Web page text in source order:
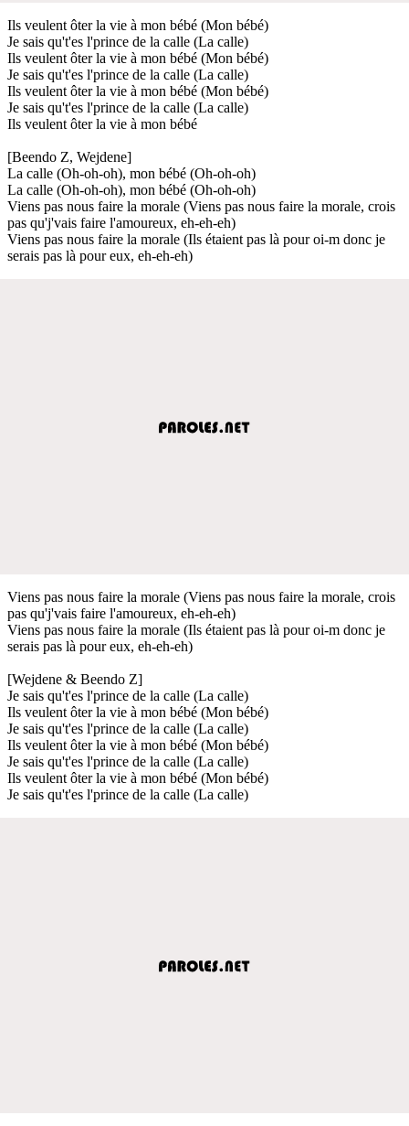
Ils veulent ôter la vie à mon bébé (Mon bébé)
Je sais qu't'es l'prince de la calle (La calle)
Ils veulent ôter la vie à mon bébé (Mon bébé)
Je sais qu't'es l'prince de la calle (La calle)
Ils veulent ôter la vie à mon bébé (Mon bébé)
Je sais qu't'es l'prince de la calle (La calle)
Ils veulent ôter la vie à mon bébé
[Beendo Z, Wejdene]
La calle (Oh-oh-oh), mon bébé (Oh-oh-oh)
La calle (Oh-oh-oh), mon bébé (Oh-oh-oh)
Viens pas nous faire la morale (Viens pas nous faire la morale, crois
pas qu'j'vais faire l'amoureux, eh-eh-eh)
Viens pas nous faire la morale (Ils étaient pas là pour oi-m donc je
serais pas là pour eux, eh-eh-eh)
Viens pas nous faire la morale (Viens pas nous faire la morale, crois
pas qu'j'vais faire l'amoureux, eh-eh-eh)
Viens pas nous faire la morale (Ils étaient pas là pour oi-m donc je
serais pas là pour eux, eh-eh-eh)
[Wejdene & Beendo Z]
Je sais qu't'es l'prince de la calle (La calle)
Ils veulent ôter la vie à mon bébé (Mon bébé)
Je sais qu't'es l'prince de la calle (La calle)
Ils veulent ôter la vie à mon bébé (Mon bébé)
Je sais qu't'es l'prince de la calle (La calle)
Ils veulent ôter la vie à mon bébé (Mon bébé)
Je sais qu't'es l'prince de la calle (La calle)